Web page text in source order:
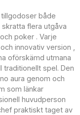
både
flera utgåva
poker . Varje
innovativ version ,
oförskämd utmana
traditionellt spel. Den
aura genom och
som länkar
huvudperson
praktiskt taget av